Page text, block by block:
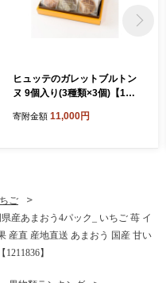
ヒュッテのガレットブルトン
ヌ 9個入り(3種類×3個)【176
寄附金額 11,000円
ご
産あまおう4パック_ いちご 苺 イ
産直 産地直送 あまおう 国産 甘い
】